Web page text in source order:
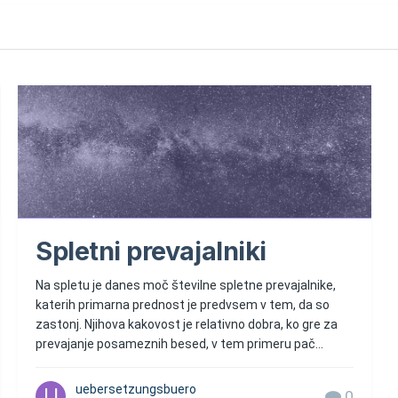
Spletni prevajalniki
Na spletu je danes moč številne spletne prevajalnike,
katerih primarna prednost je predvsem v tem, da so
zastonj. Njihova kakovost je relativno dobra, ko gre za
prevajanje posameznih besed, v tem primeru pač...
uebersetzungsbuero